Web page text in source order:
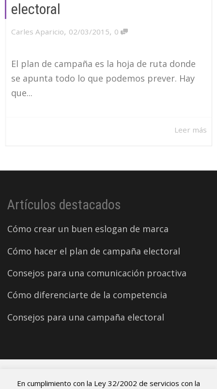
electoral
Carles Aparicio, 02/03/2015, 0
El plan de campaña es la hoja de ruta donde
se apunta todo lo que podemos prever. Hay
que...
Leer más
Artículos destacados
Cómo crear un buen eslogan de marca
Cómo hacer el plan de campaña electoral
Consejos para una comunicación proactiva
Cómo diferenciarte de la competencia
Consejos para una campaña electoral
©2026 Carles Aparicio
En cumplimiento con la Ley 32/2002 de servicios con la